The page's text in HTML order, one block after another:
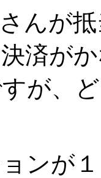
んが
済が
が、
ンが